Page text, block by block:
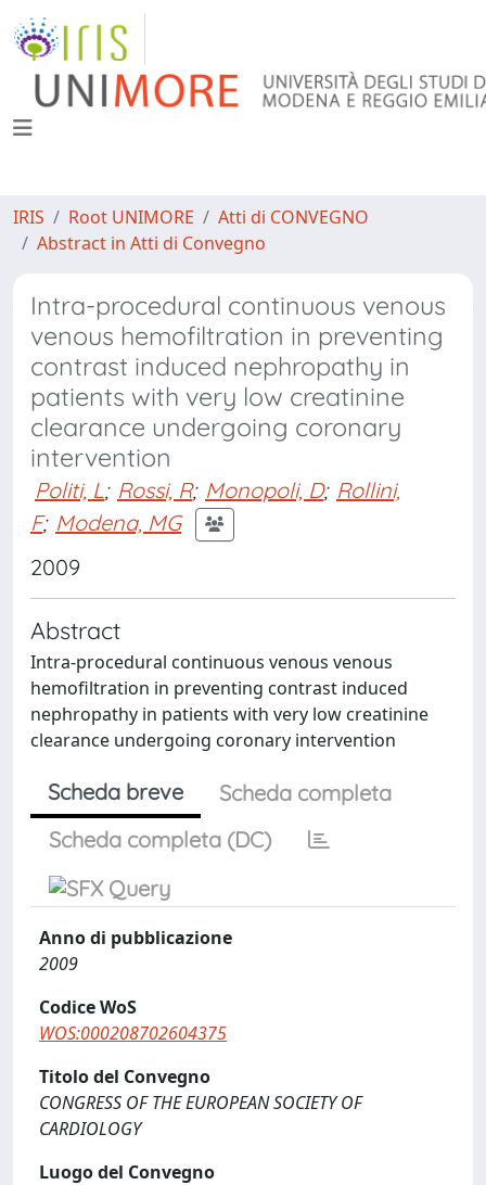
IRIS Root UNIMORE
Atti di CONVEGNO
Abstract in Atti di Convegno
Intra-procedural continuous venous
venous hemofiltration in preventing
contrast induced nephropathy in
patients with very low creatinine
clearance undergoing coronary
intervention
Politi, L; Rossi, R; Monopoli, D; Rollini,
F; Modena, MG
2009
Abstract
Intra-procedural continuous venous venous
hemofiltration in preventing contrast induced
nephropathy in patients with very low creatinine
clearance undergoing coronary intervention
Scheda breve
Scheda completa
Scheda completa (DC)
Anno di pubblicazione
2009
Codice WoS
WOS:000208702604375
Titolo del Convegno
CONGRESS OF THE EUROPEAN SOCIETY OF
CARDIOLOGY
Luogo del Convegno